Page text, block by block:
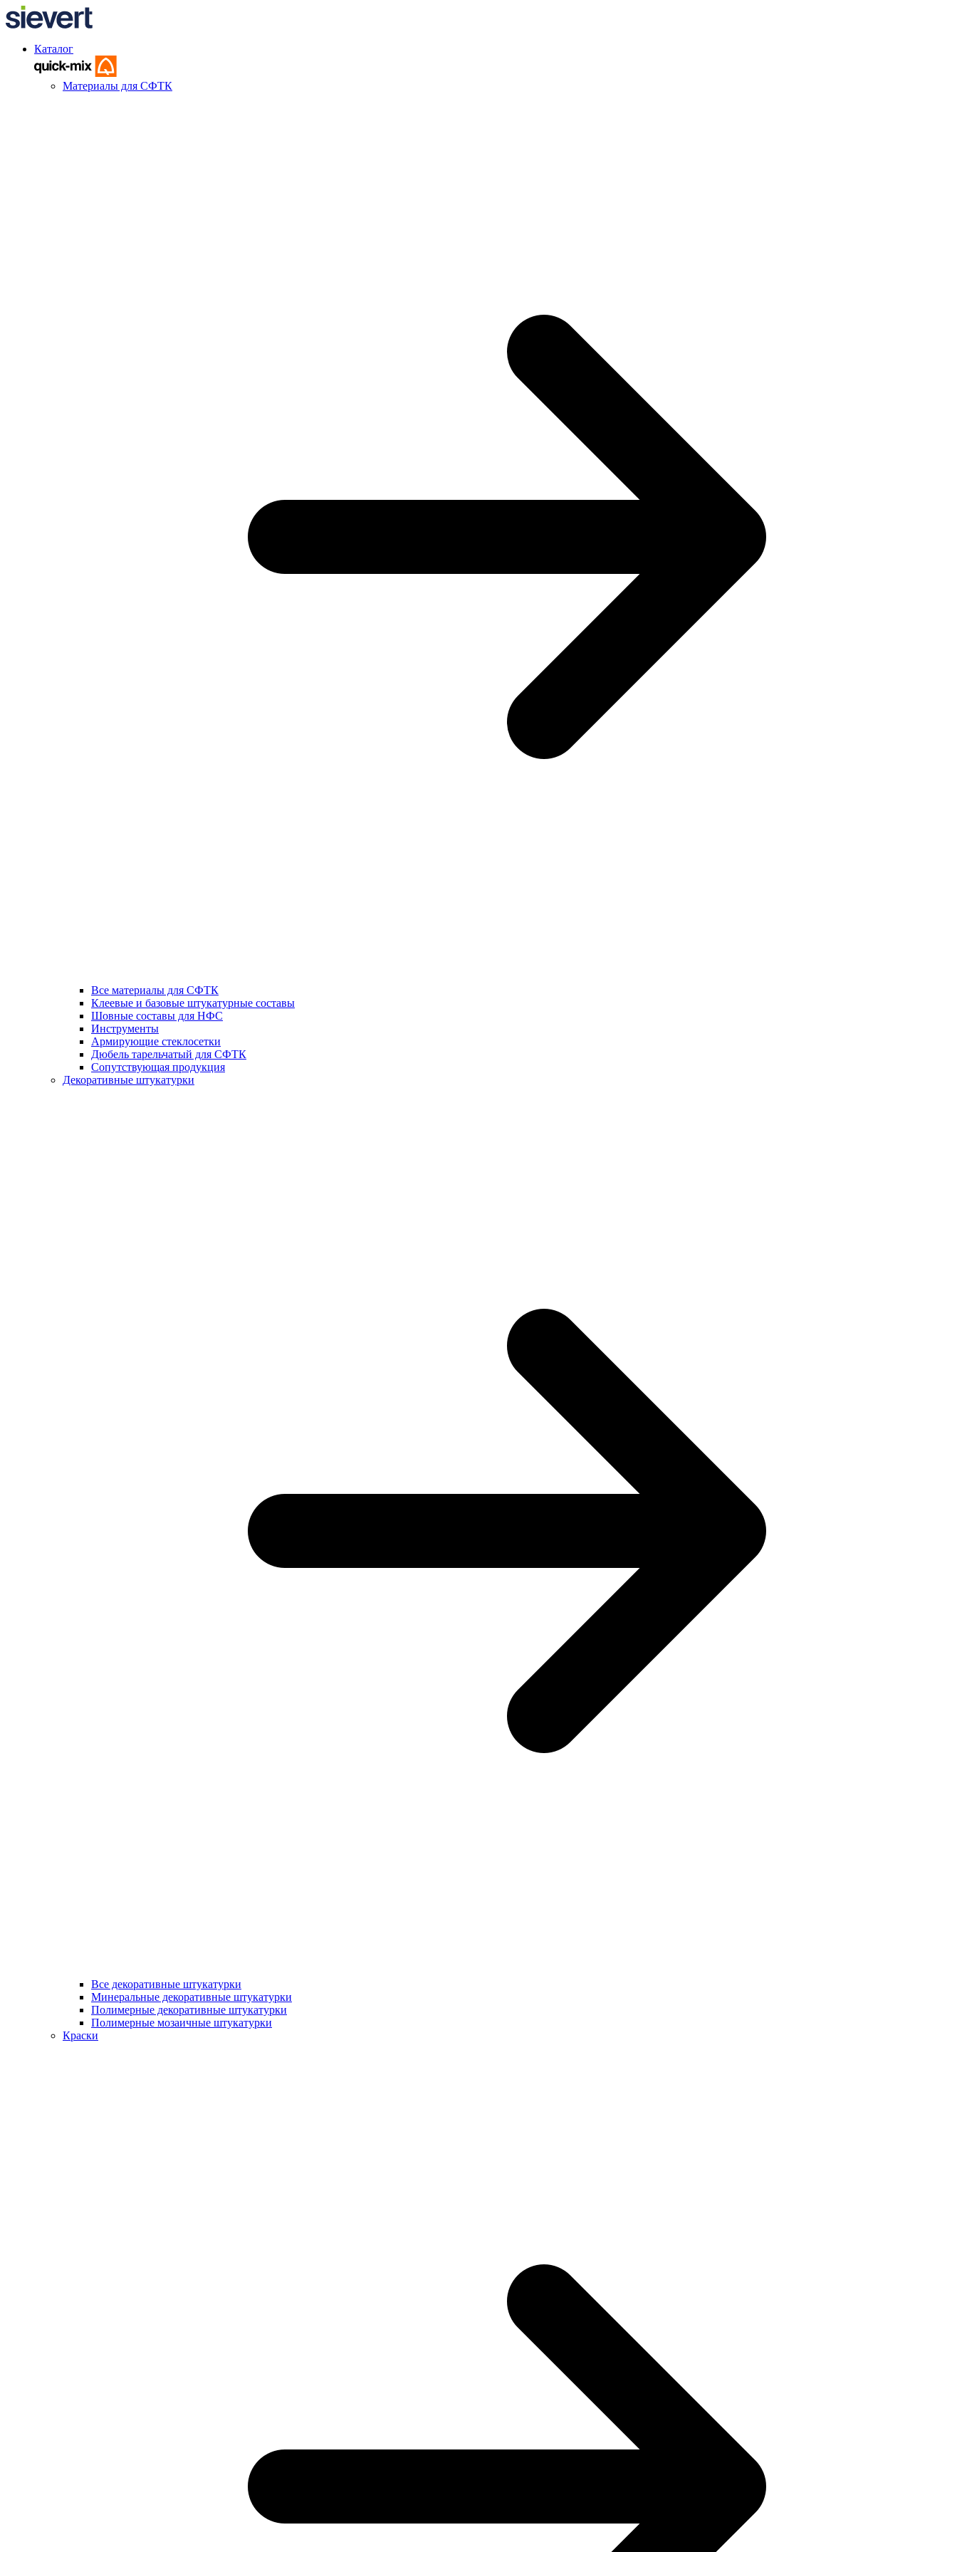
Каталог
Материалы для СФТК
Все материалы для СФТК
Клеевые и базовые штукатурные составы
Шовные составы для НФС
Инструменты
Армирующие стеклосетки
Дюбель тарельчатый для СФТК
Сопутствующая продукция
Декоративные штукатурки
Все декоративные штукатурки
Минеральные декоративные штукатурки
Полимерные декоративные штукатурки
Полимерные мозаичные штукатурки
Краски